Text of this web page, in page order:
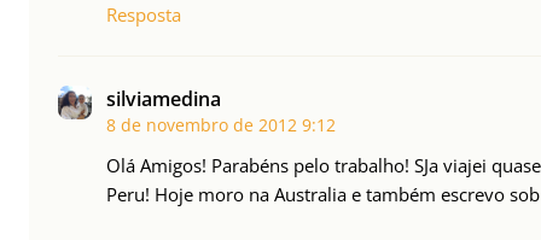
Resposta
silviamedina
8 de novembro de 2012 9:12
Olá Amigos! Parabéns pelo trabalho! SJa viajei
Peru! Hoje moro na Australia e também escrevo